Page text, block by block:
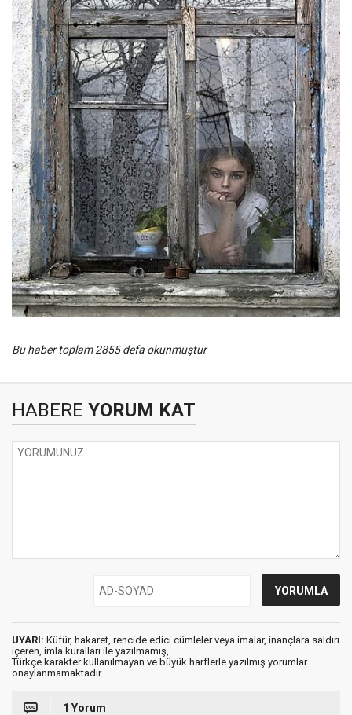
Bu haber toplam 2855 defa okunmuştur
HABERE YORUM KAT
UYARI: Küfür, hakaret, rencide edici cümleler veya imalar, inançlara saldırı
içeren, imla kuralları ile yazılmamış,
Türkçe karakter kullanılmayan ve büyük harflerle yazılmış yorumlar
onaylanmamaktadır.
1 Yorum